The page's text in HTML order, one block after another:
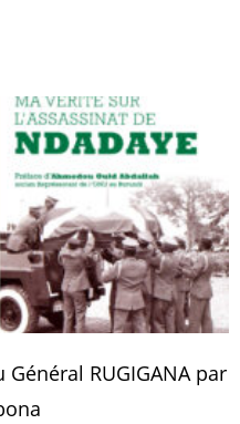
RUGIGANA par